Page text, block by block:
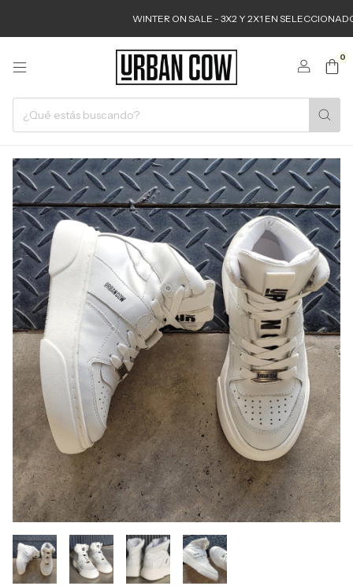
WINTER ON SALE - 3X2 Y 2X1 EN SELECCIONADOS
0